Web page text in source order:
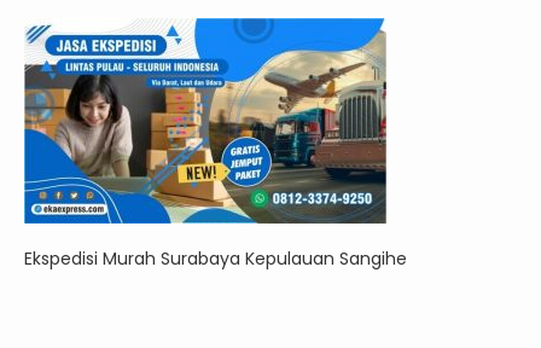
Ekspedisi Murah Surabaya Kepulauan Sangihe